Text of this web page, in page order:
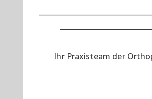
Ihr Praxisteam der